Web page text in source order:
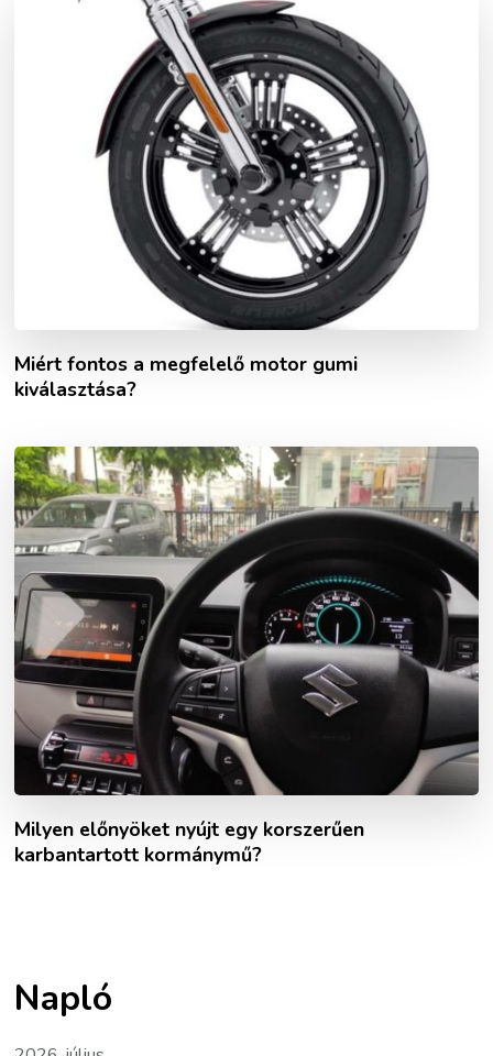
Miért fontos a megfelelő motor gumi
kiválasztása?
Milyen előnyöket nyújt egy korszerűen
karbantartott kormánymű?
Napló